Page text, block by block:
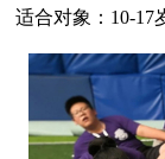
适合对象：10-17